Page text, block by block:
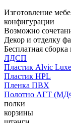
Изготовление
конфигурации
Возможно
Декор и отделку
Бесплатная
ЛДСП
Пластик Alvic Luxe
Пластик HPL
Пленка ПВХ
Полотно АГТ
полки
корзины